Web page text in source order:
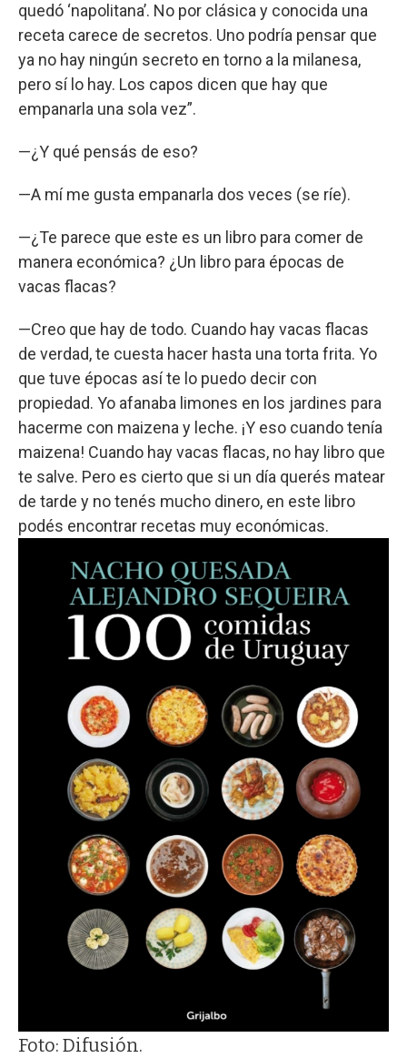
quedó ‘napolitana’. No por clásica y conocida una
receta carece de secretos. Uno podría pensar que
ya no hay ningún secreto en torno a la milanesa,
pero sí lo hay. Los capos dicen que hay que
empanarla una sola vez”.
—¿Y qué pensás de eso?
—A mí me gusta empanarla dos veces (se ríe).
—¿Te parece que este es un libro para comer de
manera económica? ¿Un libro para épocas de
vacas flacas?
—Creo que hay de todo. Cuando hay vacas flacas
de verdad, te cuesta hacer hasta una torta frita. Yo
que tuve épocas así te lo puedo decir con
propiedad. Yo afanaba limones en los jardines para
hacerme con maizena y leche. ¡Y eso cuando tenía
maizena! Cuando hay vacas flacas, no hay libro que
te salve. Pero es cierto que si un día querés matear
de tarde y no tenés mucho dinero, en este libro
podés encontrar recetas muy económicas.
Foto: Difusión.